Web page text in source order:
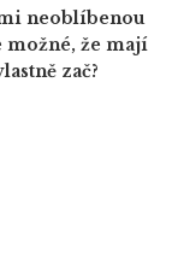
neoblíbenou
možné, že mají
zač?